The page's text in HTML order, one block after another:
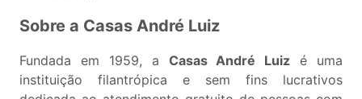
Sobre a Casas André Luiz
Fundada em 1959, a Casas André Luiz é uma
instituição filantrópica e sem fins lucrativos